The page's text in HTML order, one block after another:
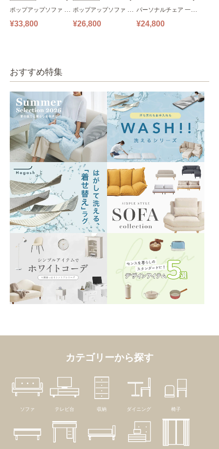
ポップアップソファ ソ
ファ フロアソファ 幅14
¥33,800
ポップアップソファ ソ
ファ フロアソファ 幅10
¥26,800
パーソナルチェア 一人
掛けソファ O’HANA ソ
¥24,800
おすすめ特集
カテゴリーから探す
ソファ テレビ台 収納 ダイニング 椅子